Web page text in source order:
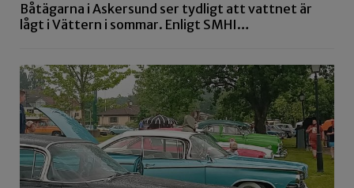
Båtägarna i Askersund ser tydligt att vattnet är
lågt i Vättern i sommar. Enligt SMHI…